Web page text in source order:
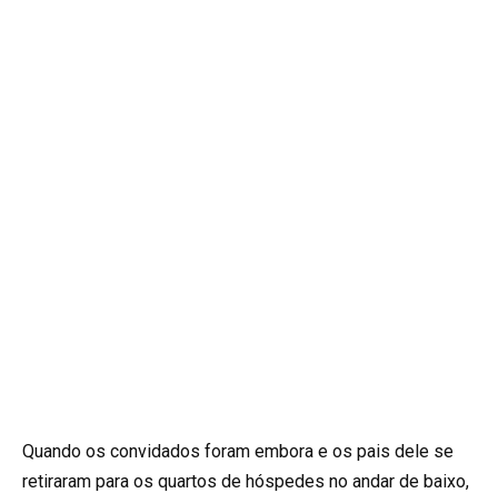
Quando os convidados foram embora e os pais dele se
retiraram para os quartos de hóspedes no andar de baixo,